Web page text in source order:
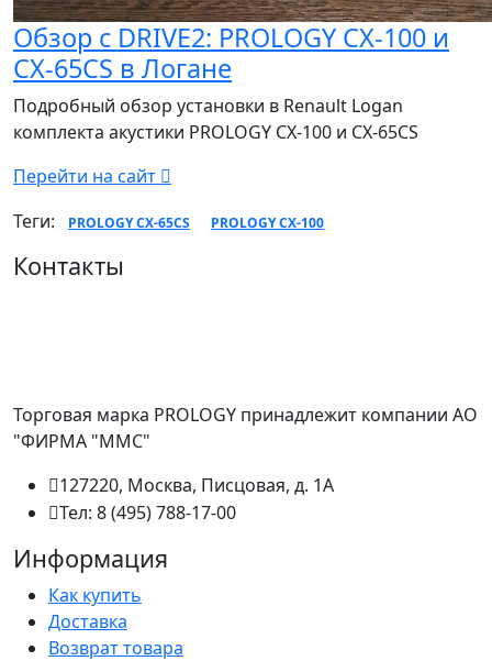
Обзор с DRIVE2: PROLOGY CX-100 и
CX-65CS в Логане
Подробный обзор установки в Renault Logan
комплекта акустики PROLOGY CX-100 и CX-65CS
Перейти на сайт
Теги:
PROLOGY CX-65CS PROLOGY CX-100
Контакты
Торговая марка PROLOGY принадлежит компании АО
"ФИРМА "ММС"
127220, Москва, Писцовая, д. 1А
Тел: 8 (495) 788-17-00
Информация
Как купить
Доставка
Возврат товара